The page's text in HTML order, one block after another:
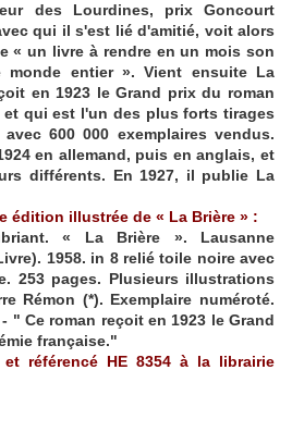
des Lourdines, prix Goncourt
qui il s'est lié d'amitié, voit alors
« un livre à rendre en un mois son
monde entier ». Vient ensuite La
en 1923 le Grand prix du roman
et qui est l'un des plus forts tirages
600 000 exemplaires vendus.
en allemand, puis en anglais, et
différents. En 1927, il publie La
édition illustrée de « La Brière » :
« La Brière ». Lausanne
1958. in 8 relié toile noire avec
253 pages. Plusieurs illustrations
Rémon (*). Exemplaire numéroté.
" Ce roman reçoit en 1923 le Grand
française."
référencé HE 8354 à la librairie